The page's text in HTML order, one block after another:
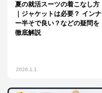
夏の就活スーツの着こなし方
｜ジャケットは必要？ インナ
ー半そで良い？などの疑問を
徹底解説
2026.1.1